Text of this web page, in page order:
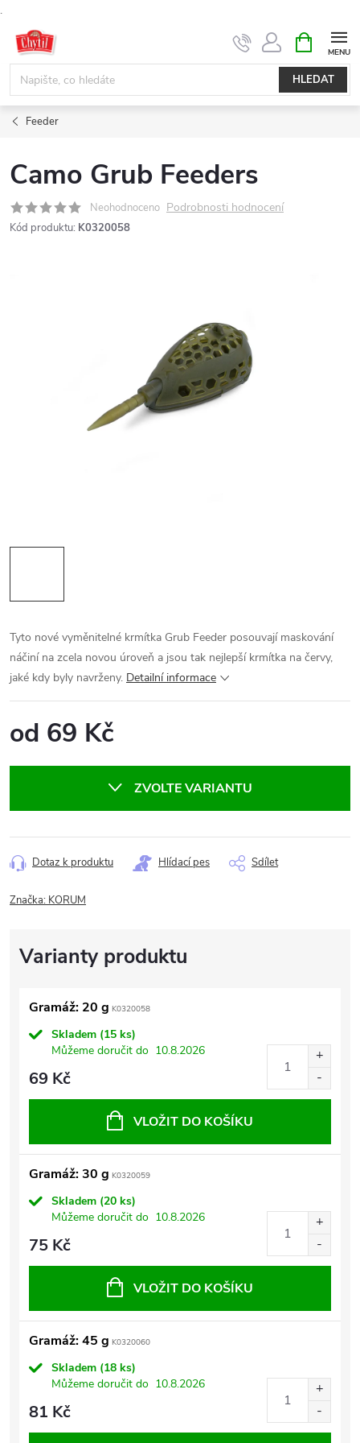
.
obsah
HLEDAT
NÁKUPNÍ
KOŠÍK
Feeder
Camo Grub Feeders
Neohodnoceno Podrobnosti hodnocení
Kód produktu: K0320058
Tyto nové vyměnitelné krmítka Grub Feeder posouvají maskování
náčiní na zcela novou úroveň a jsou tak nejlepší krmítka na červy,
jaké kdy byly navrženy. Detailní informace
od 69 Kč
ZVOLTE VARIANTU
Dotaz k produktu Hlídací pes Sdílet
Značka: KORUM
Gramáž: 20 g K0320058
Skladem (15 ks)
Můžeme doručit do 10.8.2026
69 Kč
VLOŽIT DO KOŠÍKU
Gramáž: 30 g K0320059
Skladem (20 ks)
Můžeme doručit do 10.8.2026
75 Kč
VLOŽIT DO KOŠÍKU
Gramáž: 45 g K0320060
Skladem (18 ks)
Můžeme doručit do 10.8.2026
81 Kč